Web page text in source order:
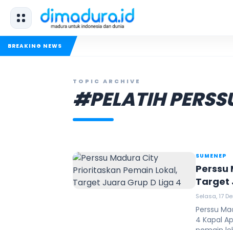
BREAKING NEWS
TOPIC ARCHIVE
#PELATIH
SUMENEP
Perssu
Target
Selasa, 17
Perssu
4 Kapal